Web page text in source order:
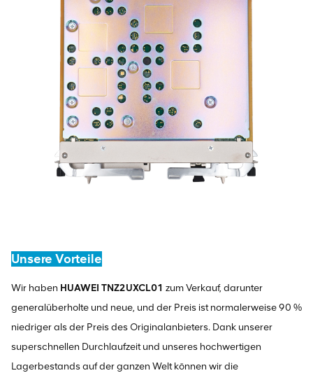
Unsere Vorteile
Wir haben HUAWEI TNZ2UXCL01 zum Verkauf, darunter
generalüberholte und neue, und der Preis ist normalerweise 90 %
niedriger als der Preis des Originalanbieters. Dank unserer
superschnellen Durchlaufzeit und unseres hochwertigen
Lagerbestands auf der ganzen Welt können wir die